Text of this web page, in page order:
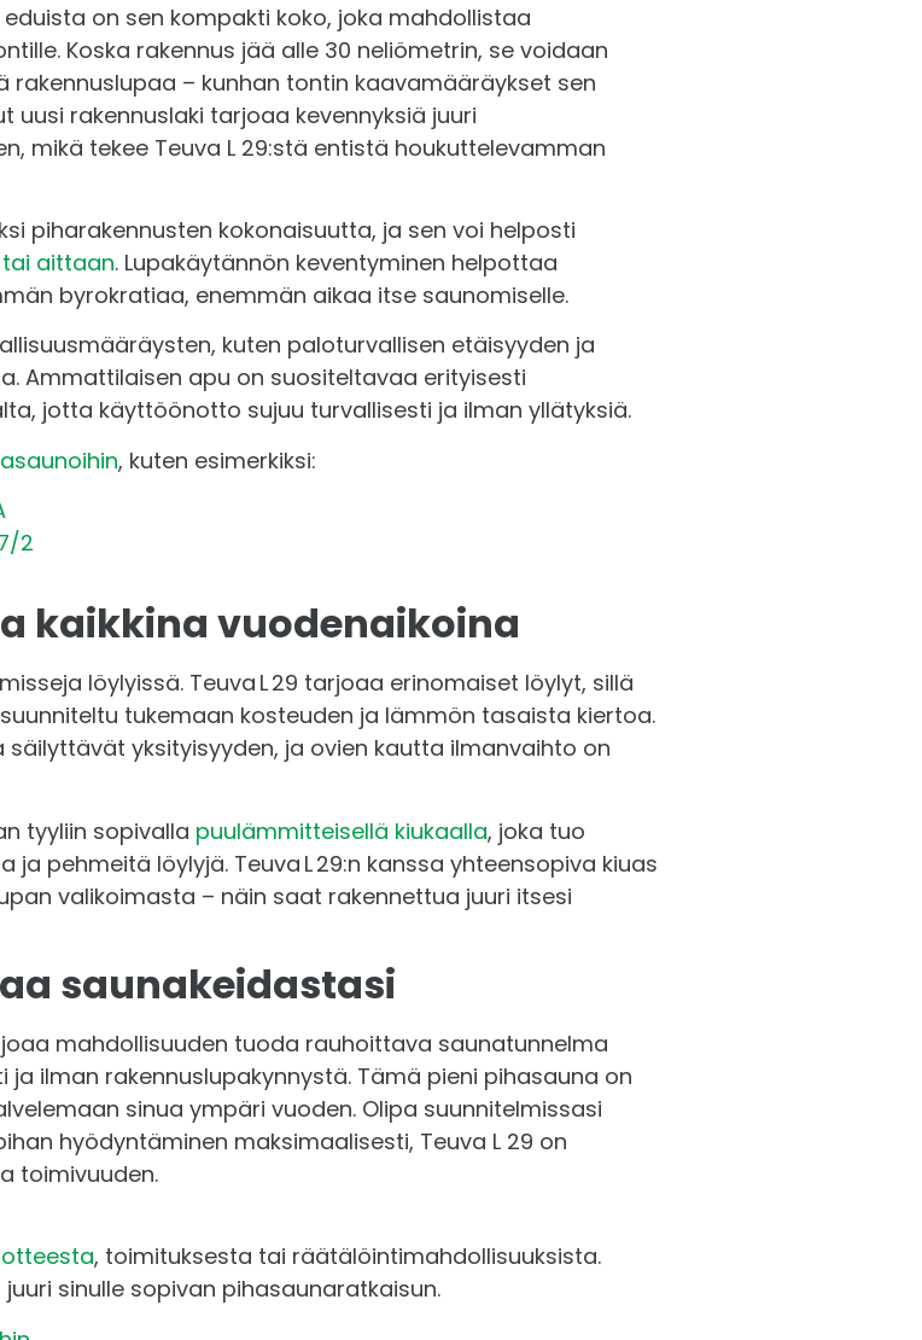
on sen kompakti koko, joka mahdollistaa
Koska rakennus jää alle 30 neliömetrin, se voidaan
– kunhan tontin kaavamääräykset sen
uusi rakennuslaki tarjoaa kevennyksiä juuri
mikä tekee Teuva L 29:stä entistä houkuttelevamman
piharakennusten kokonaisuutta, ja sen voi helposti
aittaan. Lupakäytännön keventyminen helpottaa
byrokratiaa, enemmän aikaa itse saunomiselle.
kuten paloturvallisen etäisyyden ja
Ammattilaisen apu on suositeltavaa erityisesti
jotta käyttöönotto sujuu turvallisesti ja ilman yllätyksiä.
, kuten esimerkiksi:
2
kaikkina vuodenaikoina
löylyissä. Teuva L 29 tarjoaa erinomaiset löylyt, sillä
tukemaan kosteuden ja lämmön tasaista kiertoa.
yksityisyyden, ja ovien kautta ilmanvaihto on
tyyliin sopivalla puulämmitteisellä kiukaalla, joka tuo
pehmeitä löylyjä. Teuva L 29:n kanssa yhteensopiva kiuas
valikoimasta – näin saat rakennettua juuri itsesi
saunakeidastasi
mahdollisuuden tuoda rauhoittava saunatunnelma
ilman rakennuslupakynnystä. Tämä pieni pihasauna on
sinua ympäri vuoden. Olipa suunnitelmissasi
hyödyntäminen maksimaalisesti, Teuva L 29 on
toimivuuden.
, toimituksesta tai räätälöintimahdollisuuksista.
sinulle sopivan pihasaunaratkaisun.